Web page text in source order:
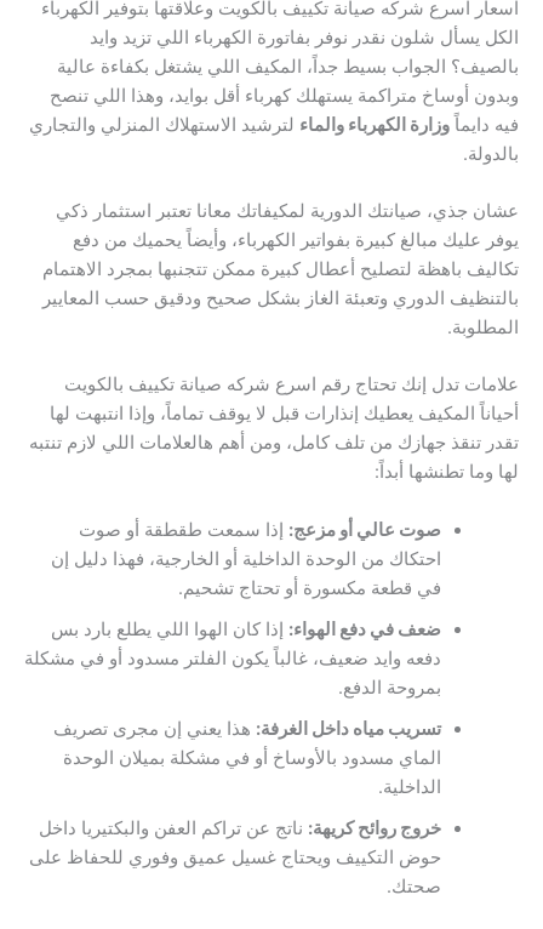
اسعار اسرع شركه صيانة تكييف بالكويت وعلاقتها بتوفير الكهرباء
الكل يسأل شلون نقدر نوفر بفاتورة الكهرباء اللي تزيد وايد
بالصيف؟ الجواب بسيط جداً، المكيف اللي يشتغل بكفاءة عالية
وبدون أوساخ متراكمة يستهلك كهرباء أقل بوايد، وهذا اللي تنصح
فيه دايماً وزارة الكهرباء والماء لترشيد الاستهلاك المنزلي والتجاري
بالدولة.
عشان جذي، صيانتك الدورية لمكيفاتك معانا تعتبر استثمار ذكي
يوفر عليك مبالغ كبيرة بفواتير الكهرباء، وأيضاً يحميك من دفع
تكاليف باهظة لتصليح أعطال كبيرة ممكن تتجنبها بمجرد الاهتمام
بالتنظيف الدوري وتعبئة الغاز بشكل صحيح ودقيق حسب المعايير
المطلوبة.
علامات تدل إنك تحتاج رقم اسرع شركه صيانة تكييف بالكويت
أحياناً المكيف يعطيك إنذارات قبل لا يوقف تماماً، وإذا انتبهت لها
تقدر تنقذ جهازك من تلف كامل، ومن أهم هالعلامات اللي لازم تنتبه
لها وما تطنشها أبداً:
صوت عالي أو مزعج: إذا سمعت طقطقة أو صوت
احتكاك من الوحدة الداخلية أو الخارجية، فهذا دليل إن
في قطعة مكسورة أو تحتاج تشحيم.
ضعف في دفع الهواء: إذا كان الهوا اللي يطلع بارد بس
دفعه وايد ضعيف، غالباً يكون الفلتر مسدود أو في مشكلة
بمروحة الدفع.
تسريب مياه داخل الغرفة: هذا يعني إن مجرى تصريف
الماي مسدود بالأوساخ أو في مشكلة بميلان الوحدة
الداخلية.
خروج روائح كريهة: ناتج عن تراكم العفن والبكتيريا داخل
حوض التكييف ويحتاج غسيل عميق وفوري للحفاظ على
صحتك.